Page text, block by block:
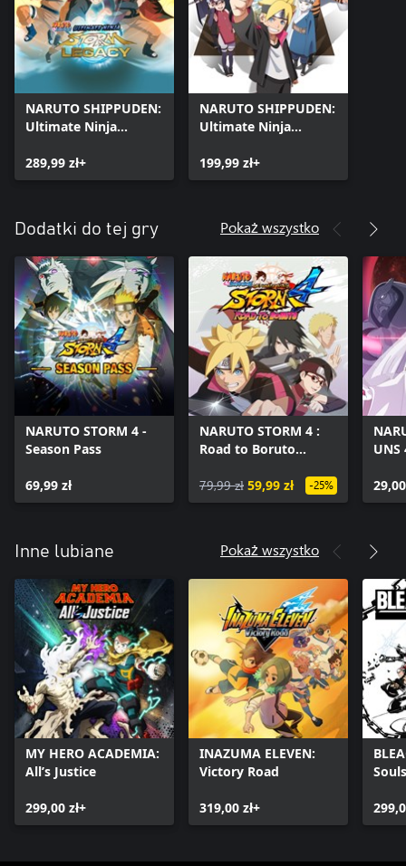
NARUTO SHIPPUDEN:
Ultimate Ninja
289,99 zł+
NARUTO SHIPPUDEN:
Ultimate Ninja
Boruto
199,99 zł+
Dodatki do tej gry Pokaż wszystko
NARUTO STORM 4 -
Season Pass
69,99 zł
NARUTO STORM 4 :
Road to Boruto
79,99 zł 59,99 zł -25%
UNS
Inne lubiane Pokaż wszystko
MY HERO ACADEMIA:
All’s Justice
299,00 zł+
INAZUMA ELEVEN:
Victory Road
319,00 zł+
Souls